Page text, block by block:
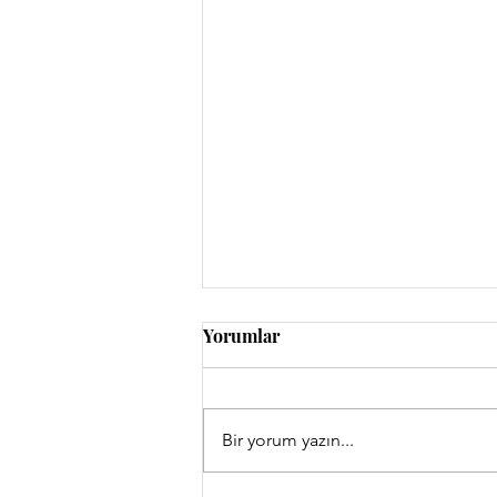
İnsan Üstündür
Yorumlar
Bir yorum yazın...